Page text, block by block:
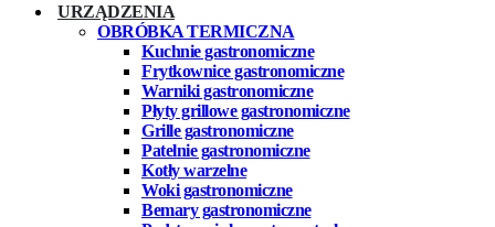
URZĄDZENIA
OBRÓBKA TERMICZNA
Kuchnie gastronomiczne
Frytkownice gastronomiczne
Warniki gastronomiczne
Płyty grillowe gastronomiczne
Grille gastronomiczne
Patelnie gastronomiczne
Kotły warzelne
Woki gastronomiczne
Bemary gastronomiczne